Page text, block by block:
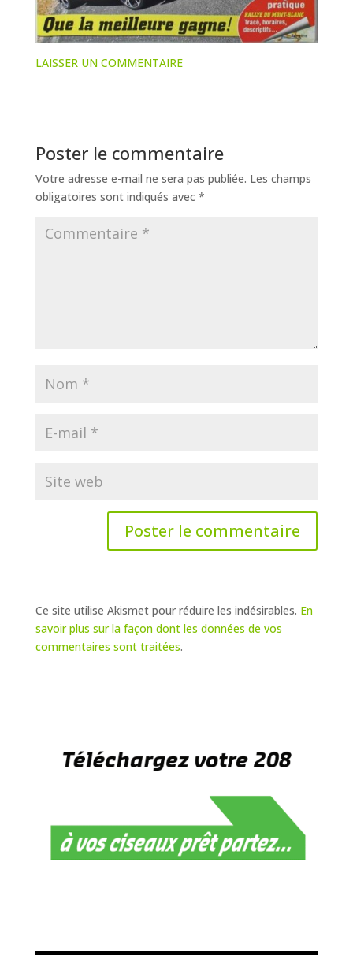
LAISSER UN COMMENTAIRE
Poster le commentaire
Votre adresse e-mail ne sera pas publiée. Les champs
obligatoires sont indiqués avec *
Ce site utilise Akismet pour réduire les indésirables. En
savoir plus sur la façon dont les données de vos
commentaires sont traitées.